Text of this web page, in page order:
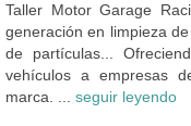
Taller Motor Garage
generación en limpieza
de partículas...
vehículos a empresas
marca. ... seguir leyendo